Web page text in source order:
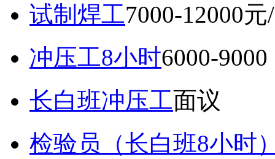
试制焊工7000-12000元
冲压工8小时6000-
长白班冲压工面议
检验员（长白班8小时